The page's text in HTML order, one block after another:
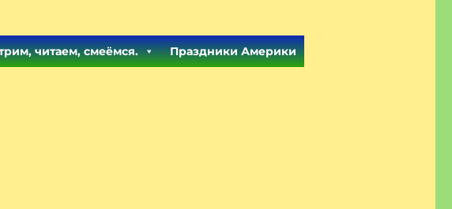
читаем, смеёмся. Праздники Америки